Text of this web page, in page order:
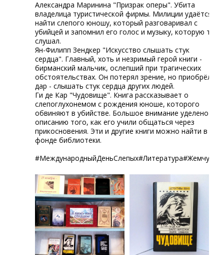
Александра Маринина "Призрак оперы". Убита
владелица туристической фирмы. Милиции удаётся
найти слепого юношу, который разговаривал с
убийцей и запомнил его голос и музыку, которую тот
слушал.
Ян-Филипп Зендкер "Искусство слышать стук
сердца". Главный, хоть и незримый герой книги -
бирманский мальчик, ослепший при трагических
обстоятельствах. Он потерял зрение, но приобрёл
дар - слышать стук сердца других людей.
Ги де Кар "Чудовище". Книга рассказывает о
слепоглухонемом с рождения юноше, которого
обвиняют в убийстве. Большое внимание уделено
описанию того, как его учили общаться через
прикосновения. Эти и другие книги можно найти в
фонде библиотеки.